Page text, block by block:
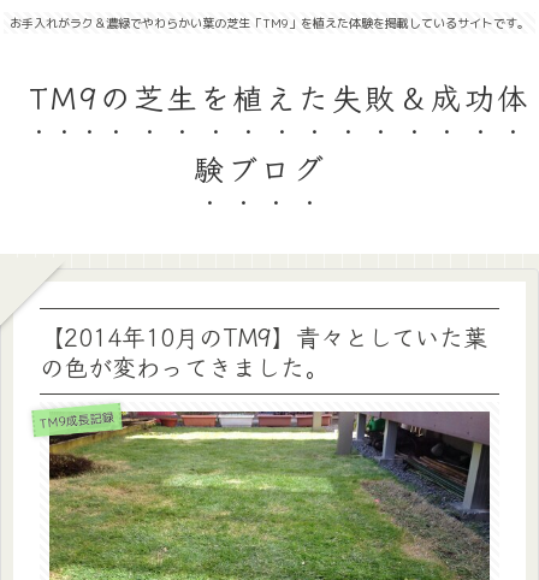
お手入れがラク＆濃緑でやわらかい葉の芝生「TM9」を植えた体験を掲載しているサイトです。
TM9の芝生を植えた失敗＆成功体
験ブログ
【2014年10月のTM9】青々としていた葉
の色が変わってきました。
TM9成長記録